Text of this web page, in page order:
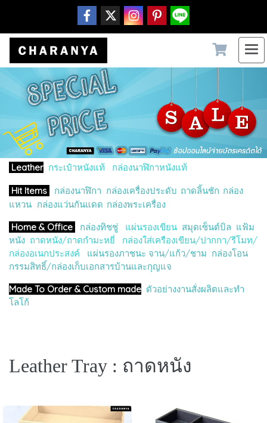
Leather กระเป๋าหนังแท้ กล่องนาฬิกาหนังแท้
Hit Items กล่องนาฬิกา กล่องเครื่องประดับ ถาดลิ้นชัก กล่อง
แหวน กล่องแว่นกันแดด กล่องพระเครื่อง
Home & Office กล่องทิชชู่ แผ่นรองเขียน สมุดเซ็นต์บิล แฟ้ม
หนัง ถาดหนัง/ถาดกำมะหยี่ กล่องใส่เครืองเขียน/ปากกา/รีโมท/
กล่องอเนกประสงค์
แผ่นรองภาชนะ จาน/แก้ว/ชาม กล่องโอน
กรรมสิทธิ์/กล่องเก็บเอกสารบ้านและกุญแจ
Made To Order & Custom made ตัวอย่างงานสั่งผลิตและทำ
โลโก้
Leather Tray : ถาดหนัง